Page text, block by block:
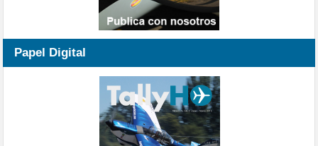
Papel Digital